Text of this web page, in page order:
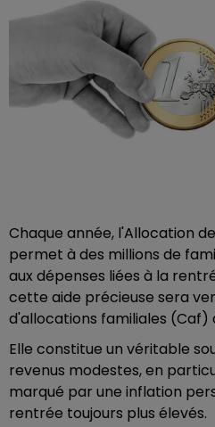
Chaque année, l'Allocation
permet à des millions de
aux dépenses liées à la
cette aide précieuse sera
d'allocations familiales (Caf)
Elle constitue un véritable
revenus modestes, en
marqué par une inflation
rentrée toujours plus élevés.